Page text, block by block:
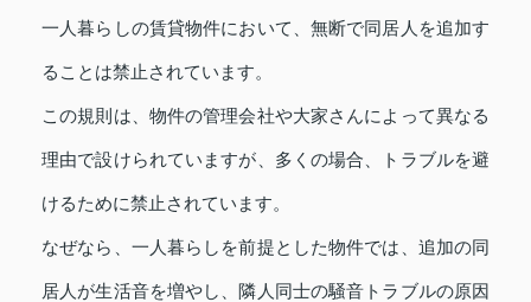
一人暮らしの賃貸物件において、無断で同居人を追加す
ることは禁止されています。
この規則は、物件の管理会社や大家さんによって異なる
理由で設けられていますが、多くの場合、トラブルを避
けるために禁止されています。
なぜなら、一人暮らしを前提とした物件では、追加の同
居人が生活音を増やし、隣人同士の騒音トラブルの原因